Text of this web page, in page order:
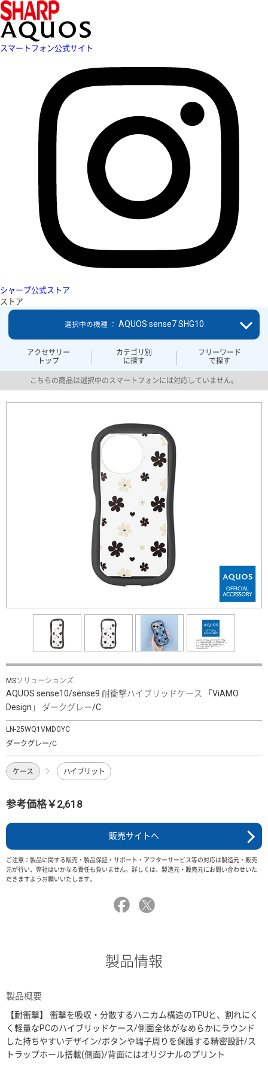
スマートフォン公式サイト
シャープ公式ストア
ストア
アクセサリー
トップ
カテゴリ別
に探す
フリーワード
で探す
選択中の機種 ： AQUOS sense7 SHG10
こちらの商品は選択中のスマートフォンには対応していません。
MSソリューションズ
AQUOS sense10/sense9 耐衝撃ハイブリッドケース 「ViAMO
Design」 ダークグレー/C
LN-25WQ1VMDGYC
ダークグレー/C
ケース ハイブリット
参考価格￥2,618
販売サイトへ
ご注意：製品に関する販売・製品保証・サポート・アフターサービス等の対応は製造元・販売
元が行い、弊社はいかなる責任も負いません。詳しくは、製造元・販売元にお問い合わせいた
だきますようお願いいたします。
製品情報
製品概要
【耐衝撃】 衝撃を吸収・分散するハニカム構造のTPUと、割れにく
く軽量なPCのハイブリッドケース/側面全体がなめらかにラウンド
した持ちやすいデザイン/ボタンや端子周りを保護する精密設計/ス
トラップホール搭載(側面)/背面にはオリジナルのプリント